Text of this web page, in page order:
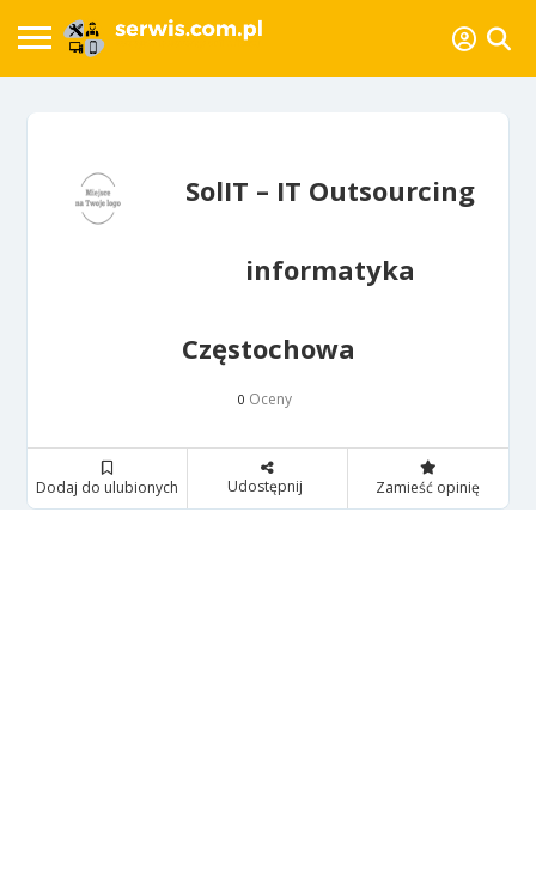
SolIT – IT Outsourcing
informatyka
Częstochowa
0 Oceny
Dodaj do ulubionych Udostępnij Zamieść opinię